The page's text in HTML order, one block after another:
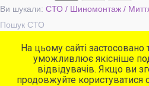
Ви шукали: СТО / Шиномонтаж /
Пошук СТО
Популярні
СТО
На цьому сайті
уможливлює якісніше
відвідувачів. Якщо ви
продовжуйте користуватися